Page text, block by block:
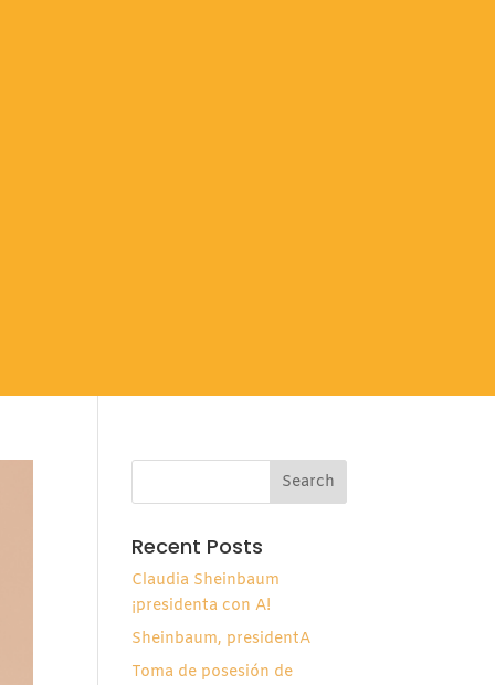
Recent Posts
Claudia Sheinbaum
¡presidenta con A!
Sheinbaum, presidentA
Toma de posesión de